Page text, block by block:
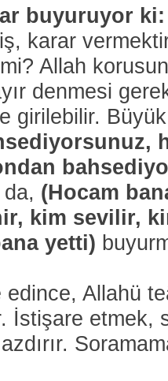
buyuruyor ki:
karar
Allah
denmesi
girilebilir.
(Hocam
kim sevilir,
yetti)
Allahü
İstişare etmek,